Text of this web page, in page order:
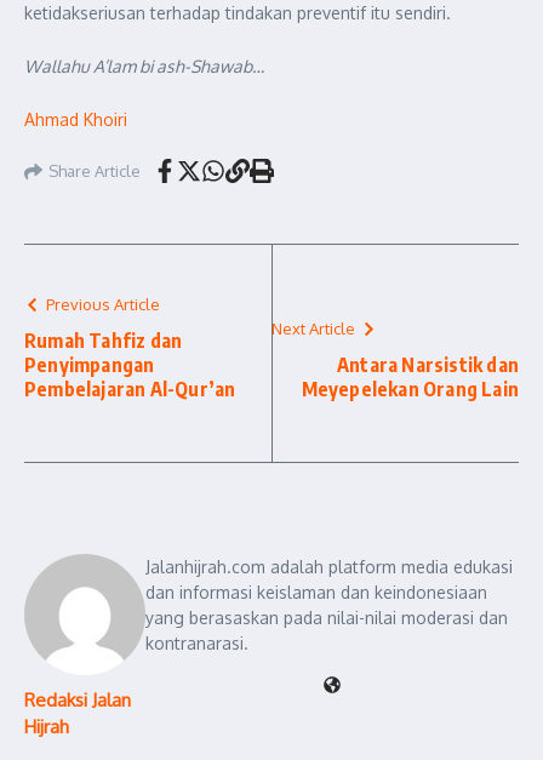
ketidakseriusan terhadap tindakan preventif itu sendiri.
Wallahu A’lam bi ash-Shawab…
Ahmad Khoiri
Share Article
Previous Article
Rumah Tahfiz dan
Penyimpangan
Pembelajaran Al-Qur’an
Next Article
Antara Narsistik dan
Meyepelekan Orang Lain
Redaksi Jalan
Hijrah
Jalanhijrah.com adalah platform media edukasi
dan informasi keislaman dan keindonesiaan
yang berasaskan pada nilai-nilai moderasi dan
kontranarasi.